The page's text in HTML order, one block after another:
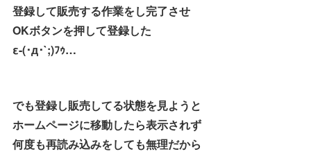
登録して販売する作業をし完了させ
OKボタンを押して登録した
ε-(･д･`;)ﾌｩ…
でも登録し販売してる状態を見ようと
ホームページに移動したら表示されず
何度も再読み込みをしても無理だから